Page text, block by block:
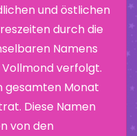
und östlichen
durch die
Namens
verfolgt.
gesamten Monat
Diese Namen
von den